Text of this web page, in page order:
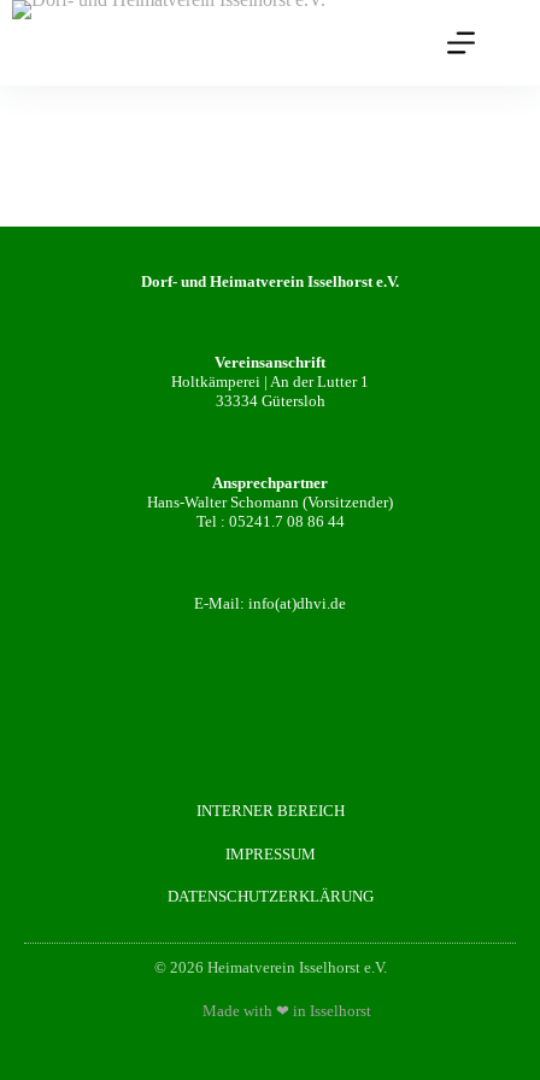
Zum
Dorf- und Heimatverein Isselhorst e.V.
Vereinsanschrift
Holtkämperei | An der Lutter 1
33334 Gütersloh
Ansprechpartner
Hans-Walter Schomann (Vorsitzender)
Tel : 05241.7 08 86 44
E-Mail: info(at)dhvi.de
INTERNER BEREICH
IMPRESSUM
DATENSCHUTZERKLÄRUNG
© 2026 Heimatverein Isselhorst e.V.
Made with ❤ in Isselhorst